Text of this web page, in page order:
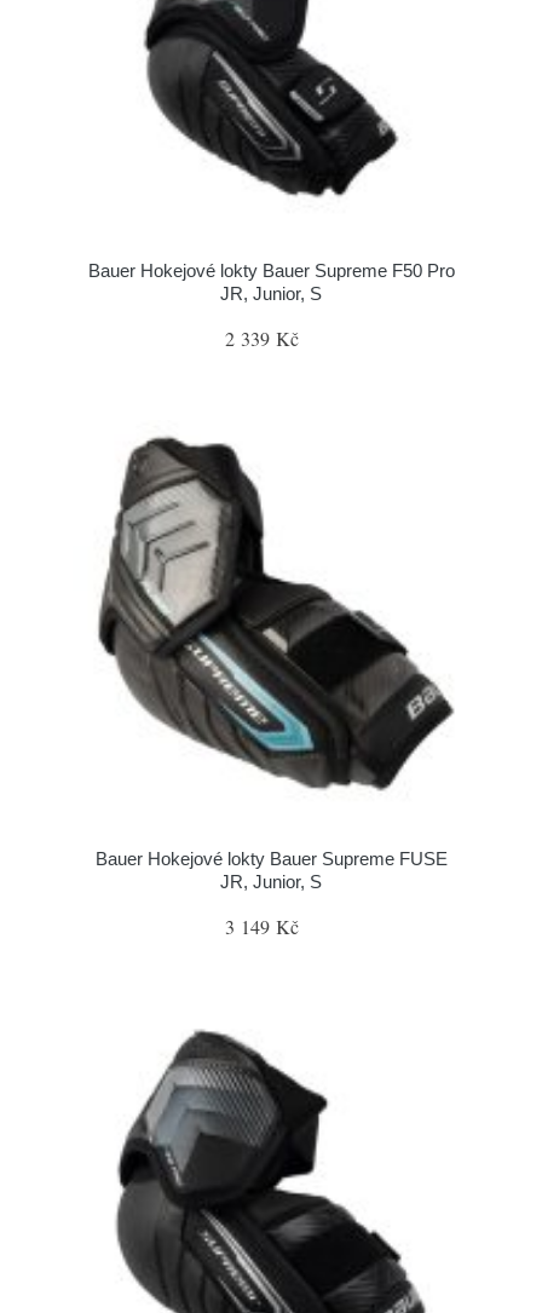
Bauer Hokejové lokty Bauer Supreme F50 Pro
JR, Junior, S
2 339 Kč
Bauer Hokejové lokty Bauer Supreme FUSE
JR, Junior, S
3 149 Kč